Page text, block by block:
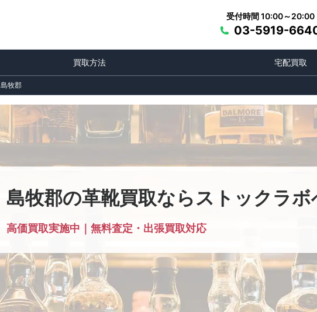
受付時間 10:00～20:00
03-5919-
買取方法 宅配買取
島牧郡
島牧郡の革靴買取ならストックラボ
高価買取実施中｜無料査定・出張買取対応